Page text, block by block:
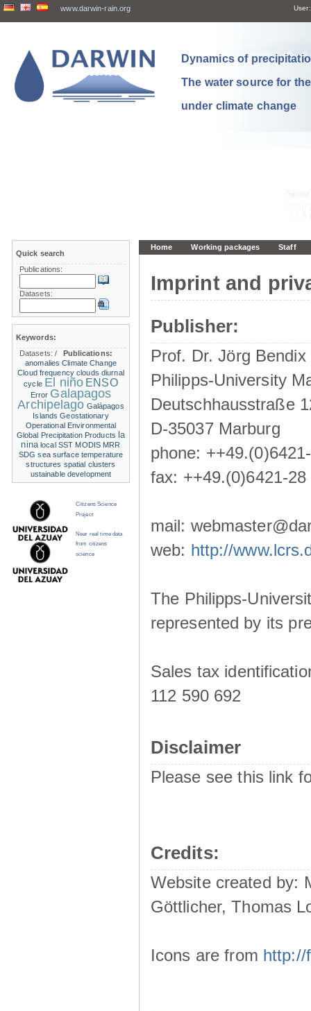
www.darwin-rain.org User:
Dynamics of
The water source for
under climate change
Home Working packages Staff
Imprint and
Publisher:
Prof. Dr. Jörg Bendix
Philipps-University
Deutschhausstraße
D-35037 Marburg
phone:
fax: ++49.(0)6421-28
mail:
web: http://
The Philipps-
represented by its
Sales tax
112 590 692
Disclaimer
Please see this link
Credits:
Website created by:
Göttlicher, Thomas
Icons are from http://
Quick search
Publications:
Datasets:
Keywords:
Datasets:/
Publications:
anomalies Climate Change
Cloud frequency clouds diurnal
cycle El niño ENSO
Error Galapagos
Archipelago Galápagos
Islands Geostationary
Operational Environmental
Global Precipitation Products la
nina local SST MODIS MRR
SDG sea surface temperature
structures spatial clusters
ustainable development
Citizens Science
Project
Near real time data
from citizens
science